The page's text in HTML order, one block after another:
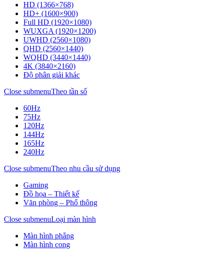
HD (1366×768)
HD+ (1600×900)
Full HD (1920×1080)
WUXGA (1920×1200)
UWHD (2560×1080)
QHD (2560×1440)
WQHD (3440×1440)
4K (3840×2160)
Độ phân giải khác
Close submenuTheo tần số
60Hz
75Hz
120Hz
144Hz
165Hz
240Hz
Close submenuTheo nhu cầu sử dụng
Gaming
Đồ họa – Thiết kế
Văn phòng – Phổ thông
Close submenuLoại màn hình
Màn hình phẳng
Màn hình cong